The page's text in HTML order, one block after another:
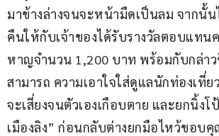
มาข้างล่างจนจะหน้ามืดเป็นลม จากนั้
คืนให้กับเจ้าของได้รับรางวัลตอบแทน
หาญจำนวน 1,200 บาท พร้อมกับกล่า
สามารถ ความเอาใจใส่ดูแลนักท่องเที่
จะเสี่ยงจนตัวเองเกือบตาย และยกนิ้งโ
เมืองลิง” ก่อนกลับต่างยกมือไหว้ขอบ